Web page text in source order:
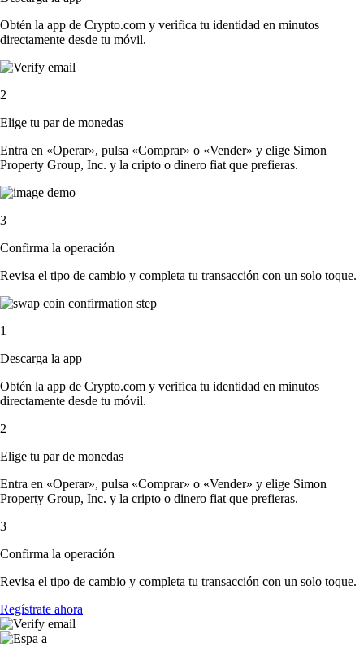
Obtén la app de Crypto.com y verifica tu identidad en minutos
directamente desde tu móvil.
2
Elige tu par de monedas
Entra en «Operar», pulsa «Comprar» o «Vender» y elige Simon
Property Group, Inc. y la cripto o dinero fiat que prefieras.
3
Confirma la operación
Revisa el tipo de cambio y completa tu transacción con un solo toque.
1
Descarga la app
Obtén la app de Crypto.com y verifica tu identidad en minutos
directamente desde tu móvil.
2
Elige tu par de monedas
Entra en «Operar», pulsa «Comprar» o «Vender» y elige Simon
Property Group, Inc. y la cripto o dinero fiat que prefieras.
3
Confirma la operación
Revisa el tipo de cambio y completa tu transacción con un solo toque.
Regístrate ahora